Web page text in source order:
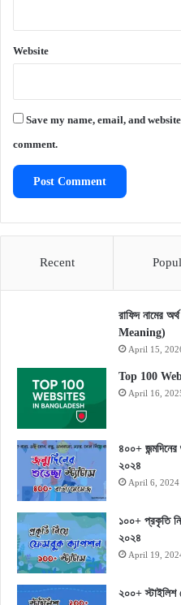
Website
Save my name, email, and
comment.
Recent
রাফিদ নামের
Meaning)
April 15,
Top 100
April 16,
৪০০+ জন্মদিনের
২০২৪
April 6, 2024
১০০+ প্রকৃতি
২০২৪
April 19,
২০০+ স্টাইলিশ